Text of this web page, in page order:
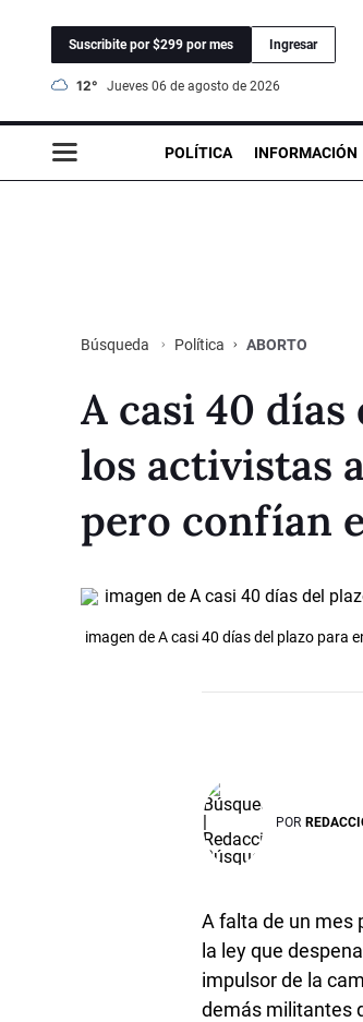
Suscribite por $299 por mes Ingresar
12° jueves 06 de agosto de 2026
POLÍTICA INFORMACIÓN
Búsqueda Política ABORTO
A casi 40
los activistas
pero confían
imagen de A casi 40 días del plazo para
POR
A falta de un mes
la ley que
impulsor de la
demás militantes